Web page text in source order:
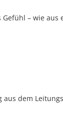
– wie aus
dem